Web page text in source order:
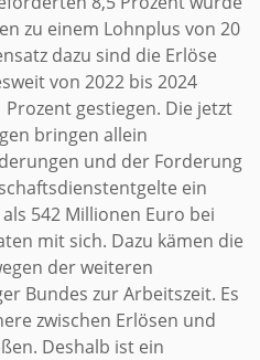
zu einem Lohnplus von 20
dazu sind die Erlöse
von 2022 bis 2024
gestiegen. Die jetzt
bringen allein
und der Forderung
ein
542 Millionen Euro bei
mit sich. Dazu kämen die
der weiteren
Bundes zur Arbeitszeit. Es
zwischen Erlösen und
Deshalb ist ein